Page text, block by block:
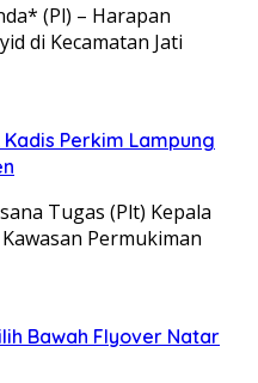
(Pl) – Harapan
di Kecamatan Jati
Perkim Lampung
Tugas (Plt) Kepala
Permukiman
Bawah Flyover Natar